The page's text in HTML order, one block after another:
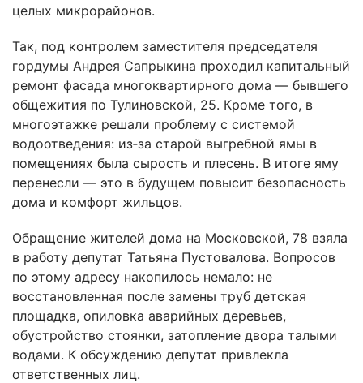
целых микрорайонов.
Так, под контролем заместителя председателя
гордумы Андрея Сапрыкина проходил капитальный
ремонт фасада многоквартирного дома — бывшего
общежития по Тулиновской, 25. Кроме того, в
многоэтажке решали проблему с системой
водоотведения: из‑за старой выгребной ямы в
помещениях была сырость и плесень. В итоге яму
перенесли — это в будущем повысит безопасность
дома и комфорт жильцов.
Обращение жителей дома на Московской, 78 взяла
в работу депутат Татьяна Пустовалова. Вопросов
по этому адресу накопилось немало: не
восстановленная после замены труб детская
площадка, опиловка аварийных деревьев,
обустройство стоянки, затопление двора талыми
водами. К обсуждению депутат привлекла
ответственных лиц.